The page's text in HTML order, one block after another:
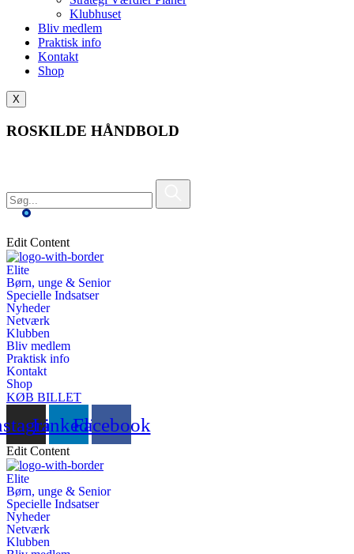
Klubhuset
Bliv medlem
Praktisk info
Kontakt
Shop
X
ROSKILDE HÅNDBOLD
Edit Content
Elite
Børn, unge & Senior
Specielle Indsatser
Nyheder
Netværk
Klubben
Bliv medlem
Praktisk info
Kontakt
Shop
KØB BILLET
LinkedinFacebook
Edit Content
Elite
Børn, unge & Senior
Specielle Indsatser
Nyheder
Netværk
Klubben